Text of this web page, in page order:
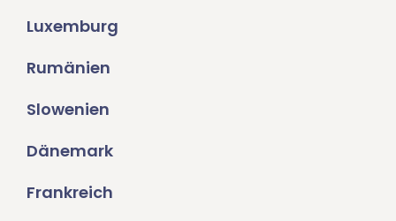
Luxemburg
Rumänien
Slowenien
Dänemark
Frankreich